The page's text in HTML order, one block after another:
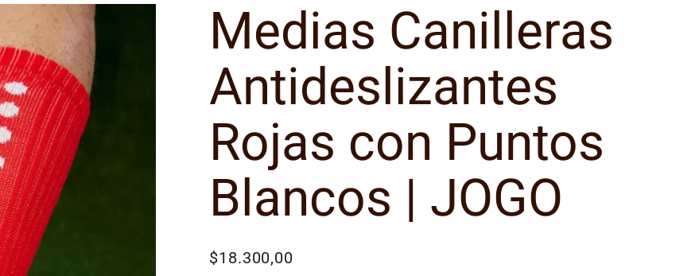
Medias Canilleras
Antideslizantes
Rojas con Puntos
Blancos | JOGO
Precio
$18.300,00